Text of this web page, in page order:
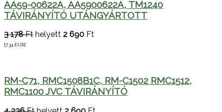
AA59-00622A, AA5900622A, TM1240
TÁVIRÁNYÍTÓ UTÁNGYÁRTOTT
3 178 Ft helyett 2 690 Ft
[7.34 EUR]
RM-C71, RMC1508B1C, RM-C1502 RMC1512,
RMC1100 JVC TÁVIRÁNYÍTÓ